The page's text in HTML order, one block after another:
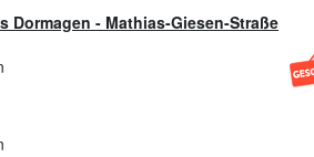
Dormagen - Mathias-Giesen-Straße